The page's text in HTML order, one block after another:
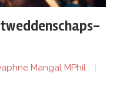
Mangal MPhil